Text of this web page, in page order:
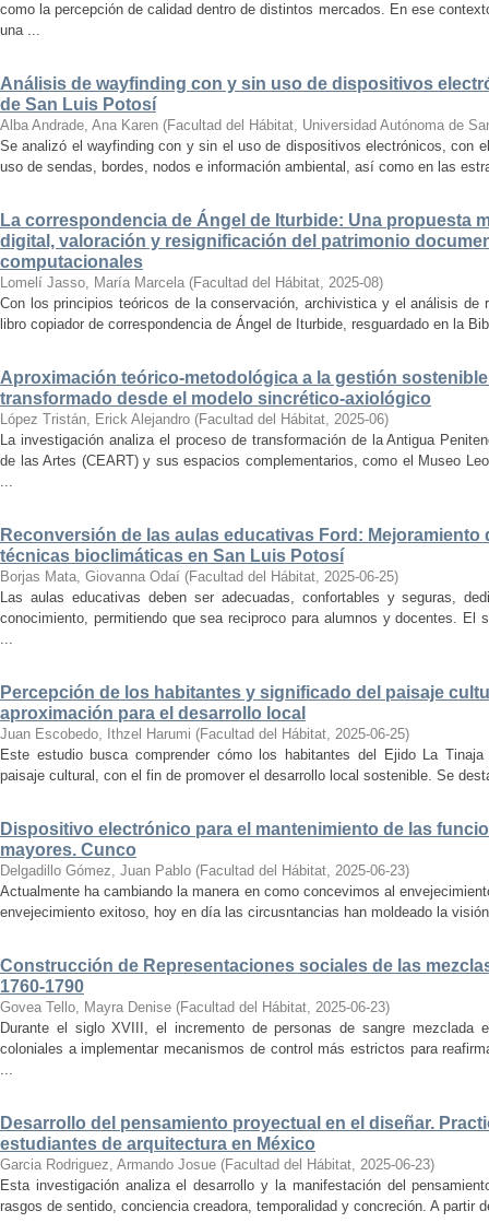
como la percepción de calidad dentro de distintos mercados. En ese
una ...
Análisis de wayfinding con y sin uso de dispositivos
de San Luis Potosí
Alba Andrade, Ana Karen (Facultad del Hábitat, Universidad Autónoma de
Se analizó el wayfinding con y sin el uso de dispositivos electrónicos, con
uso de sendas, bordes, nodos e información ambiental, así como en las
La correspondencia de Ángel de Iturbide: Una propuesta
digital, valoración y resignificación del patrimonio
computacionales
Lomelí Jasso, María Marcela (Facultad del Hábitat, 2025-08)
Con los principios teóricos de la conservación, archivistica y el análisis de
libro copiador de correspondencia de Ángel de Iturbide, resguardado en la
Aproximación teórico-metodológica a la gestión
transformado desde el modelo sincrético-axiológico
López Tristán, Erick Alejandro (Facultad del Hábitat, 2025-06)
La investigación analiza el proceso de transformación de la Antigua
de las Artes (CEART) y sus espacios complementarios, como el Museo
...
Reconversión de las aulas educativas Ford:
técnicas bioclimáticas en San Luis Potosí
Borjas Mata, Giovanna Odaí (Facultad del Hábitat, 2025-06-25)
Las aulas educativas deben ser adecuadas, confortables y seguras,
conocimiento, permitiendo que sea reciproco para alumnos y docentes. El
...
Percepción de los habitantes y significado del paisaje
aproximación para el desarrollo local
Juan Escobedo, Ithzel Harumi (Facultad del Hábitat, 2025-06-25)
Este estudio busca comprender cómo los habitantes del Ejido La
paisaje cultural, con el fin de promover el desarrollo local sostenible. Se
Dispositivo electrónico para el mantenimiento de las
mayores. Cunco
Delgadillo Gómez, Juan Pablo (Facultad del Hábitat, 2025-06-23)
Actualmente ha cambiando la manera en como concevimos al
envejecimiento exitoso, hoy en día las circusntancias han moldeado la
Construcción de Representaciones sociales de las
1760-1790
Govea Tello, Mayra Denise (Facultad del Hábitat, 2025-06-23)
Durante el siglo XVIII, el incremento de personas de sangre
coloniales a implementar mecanismos de control más estrictos para
...
Desarrollo del pensamiento proyectual en el diseñar.
estudiantes de arquitectura en México
Garcia Rodriguez, Armando Josue (Facultad del Hábitat, 2025-06-23)
Esta investigación analiza el desarrollo y la manifestación del
rasgos de sentido, conciencia creadora, temporalidad y concreción. A partir